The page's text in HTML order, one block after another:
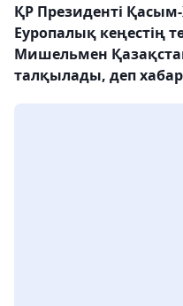
ҚР Президенті
Еуропалық кеңестің
Мишельмен
талқылады, деп